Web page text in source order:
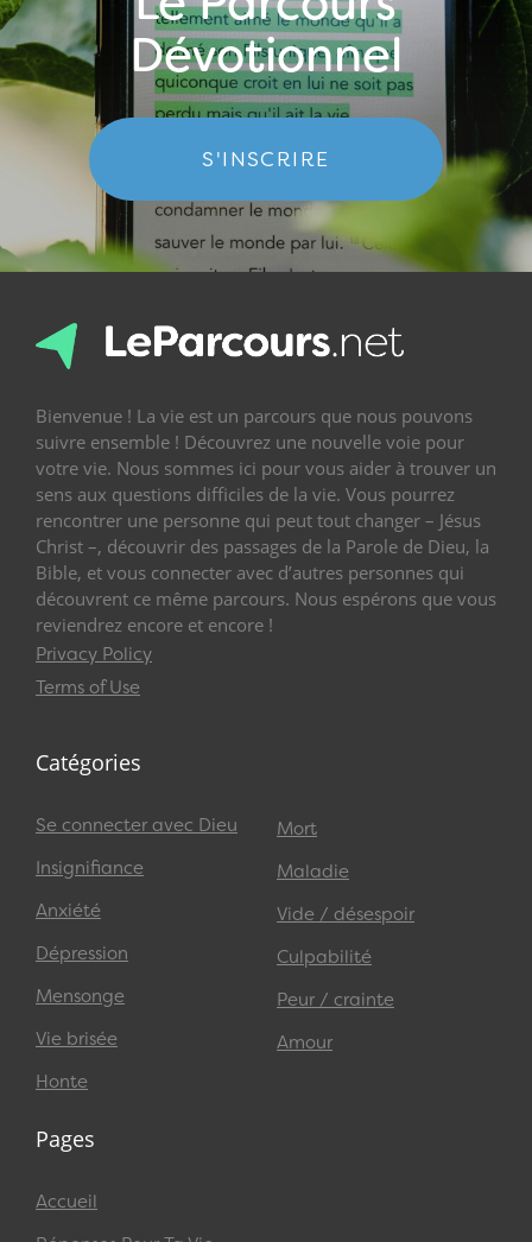
Dévotionnel
S'INSCRIRE
Bienvenue ! La vie est un parcours que nous pouvons
suivre ensemble ! Découvrez une nouvelle voie pour
votre vie. Nous sommes ici pour vous aider à trouver un
sens aux questions difficiles de la vie. Vous pourrez
rencontrer une personne qui peut tout changer – Jésus
Christ –, découvrir des passages de la Parole de Dieu, la
Bible, et vous connecter avec d’autres personnes qui
découvrent ce même parcours. Nous espérons que vous
reviendrez encore et encore !
Privacy Policy
Terms of Use
Catégories
Se connecter avec Dieu
Insignifiance
Anxiété
Dépression
Mensonge
Vie brisée
Honte
Mort
Maladie
Vide / désespoir
Culpabilité
Peur / crainte
Amour
Pages
Accueil